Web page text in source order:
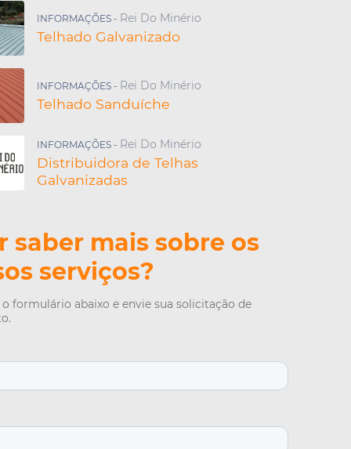
Telha Sanduíche
Zincado
de Telha de Aço
de Zinco com Isopor
Aço
Aço Galvanizado
Zinco Com Isopor
Zinco Sanduíche
com Isopor
Termoacústica
Alumínio
Telhas Galvalume
Sanduíche
INFORMAÇÕES - Rei Do Minério
Telhado Galvanizado
INFORMAÇÕES - Rei Do Minério
Telhado Sanduíche
INFORMAÇÕES - Rei Do Minério
Distribuidora de Telhas
Galvanizadas
saber mais sobre os
serviços?
o formulário abaixo e envie sua solicitação de